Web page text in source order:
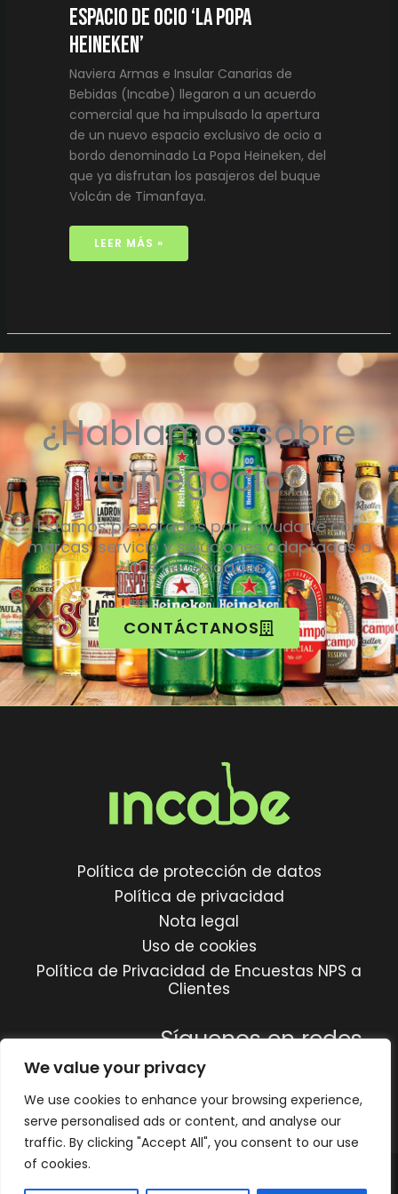
We value your privacy
We use cookies to enhance your browsing experience,
serve personalised ads or content, and analyse our
traffic. By clicking "Accept All", you consent to our use
of cookies.
espacio de ocio ‘La Popa
Heineken’
Naviera Armas e Insular Canarias de
Bebidas (Incabe) llegaron a un acuerdo
comercial que ha impulsado la apertura
de un nuevo espacio exclusivo de ocio a
bordo denominado La Popa Heineken, del
que ya disfrutan los pasajeros del buque
Volcán de Timanfaya.
LEER MÁS »
¿Hablamos sobre
tu negocio?
Estamos preparados para ayudarte con
marcas, servicio y soluciones adaptadas a
tus necesidades.
CONTÁCTANOS
Política de protección de datos
Política de privacidad
Nota legal
Uso de cookies
Política de Privacidad de Encuestas NPS a
Clientes
Síguenos en redes